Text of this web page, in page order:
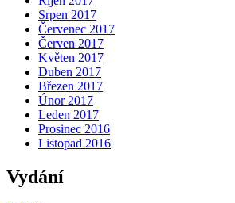
Srpen 2017
Červenec 2017
Červen 2017
Květen 2017
Duben 2017
Březen 2017
Únor 2017
Leden 2017
Prosinec 2016
Listopad 2016
Vydání